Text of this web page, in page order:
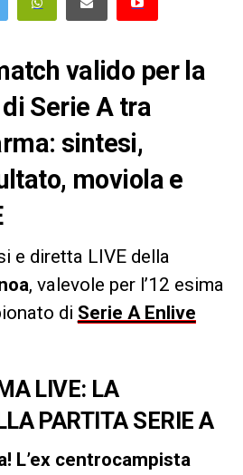
valido per la
Serie A tra
sintesi,
moviola e
e diretta LIVE della
, valevole per l’12 esima
di Serie A Enlive
LIVE: LA
PARTITA SERIE A
L’ex centrocampista